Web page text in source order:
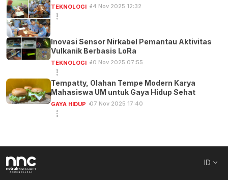
TEKNOLOGI 14 Nov 2025 12:32
Inovasi Sensor Nirkabel Pemantau Aktivitas
Vulkanik Berbasis LoRa
TEKNOLOGI 10 Nov 2025 07:55
Tempatty, Olahan Tempe Modern Karya
Mahasiswa UM untuk Gaya Hidup Sehat
GAYA HIDUP 07 Nov 2025 17:40
ID